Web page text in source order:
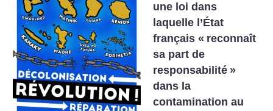
une loi dans
laquelle l’État
français « reconnaît
sa part de
responsabilité »
dans la
contamination au